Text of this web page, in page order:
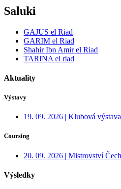
Saluki
GAJUS el Riad
GARIM el Riad
Shahir Ibn Amir el Riad
TARINA el riad
Aktuality
Výstavy
19. 09. 2026 | Klubová
Coursing
20. 09. 2026 | Mistrovství
Výsledky